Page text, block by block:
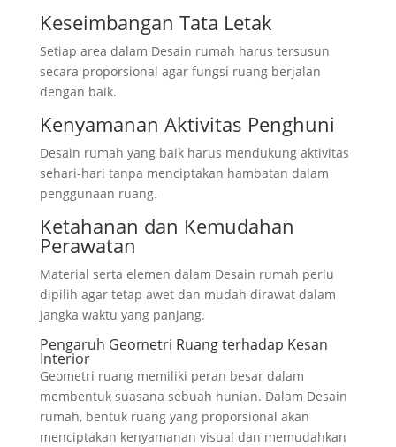
Keseimbangan Tata Letak
Setiap area dalam Desain rumah harus tersusun
secara proporsional agar fungsi ruang berjalan
dengan baik.
Kenyamanan Aktivitas Penghuni
Desain rumah yang baik harus mendukung aktivitas
sehari-hari tanpa menciptakan hambatan dalam
penggunaan ruang.
Ketahanan dan Kemudahan
Perawatan
Material serta elemen dalam Desain rumah perlu
dipilih agar tetap awet dan mudah dirawat dalam
jangka waktu yang panjang.
Pengaruh Geometri Ruang terhadap Kesan
Interior
Geometri ruang memiliki peran besar dalam
membentuk suasana sebuah hunian. Dalam Desain
rumah, bentuk ruang yang proporsional akan
menciptakan kenyamanan visual dan memudahkan